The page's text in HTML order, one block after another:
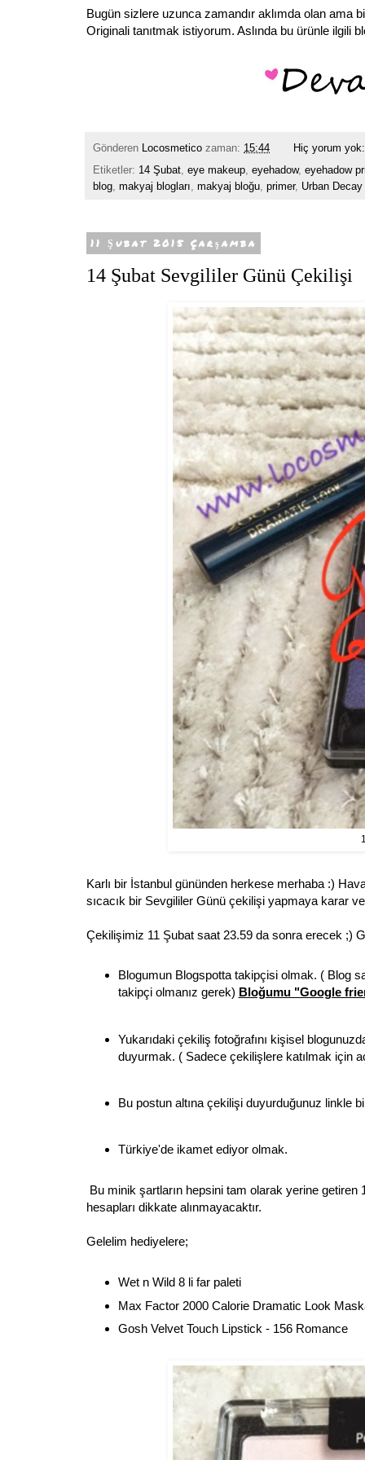
Bugün sizlere uzunca zamandır aklımda olan ama
Originali tanıtmak istiyorum. Aslında bu ürünle ilgili
Gönderen Locosmetico zaman: 15:44
Hiç yorum
Etiketler: 14 Şubat, eye makeup, eyehadow, eyehadow
blog, makyaj blogları, makyaj bloğu, primer, Urban Decay
11 Şubat 2015 Çarşamba
14 Şubat Sevgililer Günü Çekilişi
Karlı bir İstanbul gününden herkese merhaba :)
sıcacık bir Sevgililer Günü çekilişi yapmaya karar
Çekilişimiz 11 Şubat saat 23.59 da sonra erecek ;)
Blogumun Blogspotta takipçisi olmak. ( Blog
takipçi olmanız gerek) Bloğumu "Google
Yukarıdaki çekiliş fotoğrafını kişisel
duyurmak. ( Sadece çekilişlere katılmak için
Bu postun altına çekilişi duyurduğunuz linkle
Türkiye'de ikamet ediyor olmak.
Bu minik şartların hepsini tam olarak yerine
hesapları dikkate alınmayacaktır.
Gelelim hediyelere;
Wet n Wild 8 li far paleti
Max Factor 2000 Calorie Dramatic Look
Gosh Velvet Touch Lipstick - 156 Romance